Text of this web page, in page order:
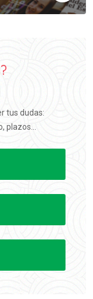
tus dudas:
plazos...